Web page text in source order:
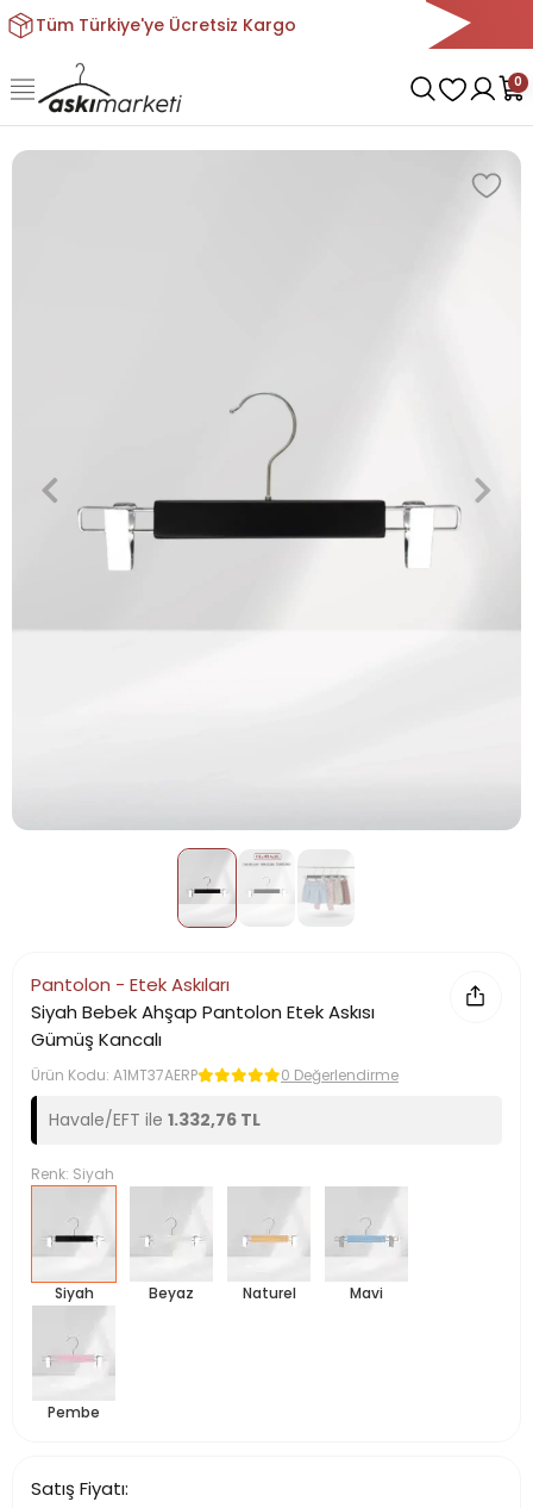
Tüm Türkiye'ye Ücretsiz Kargo
0
Pantolon - Etek Askıları
Siyah Bebek Ahşap Pantolon Etek Askısı
Gümüş Kancalı
Ürün Kodu: A1MT37AERP 0 Değerlendirme
Havale/EFT ile 1.332,76 TL
Renk: Siyah
Siyah Beyaz Naturel Mavi
Pembe
Satış Fiyatı: